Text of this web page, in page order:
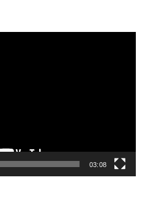
03:08